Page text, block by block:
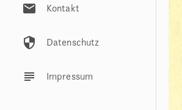
mail Kontakt
security Datenschutz
subject Impressum